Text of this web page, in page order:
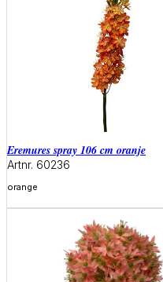
eremures spray 106 cm oranje
Artnr. 60236
orange
Meer informatie